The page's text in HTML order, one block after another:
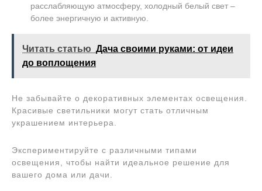
расслабляющую атмосферу, холодный белый свет –
более энергичную и активную.
Читать статью Дача своими руками: от идеи
до воплощения
Не забывайте о декоративных элементах освещения.
Красивые светильники могут стать отличным
украшением интерьера.
Экспериментируйте с различными типами
освещения, чтобы найти идеальное решение для
вашего дома или дачи.